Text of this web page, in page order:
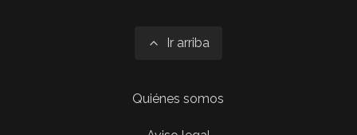
Ir arriba
Quiénes somos